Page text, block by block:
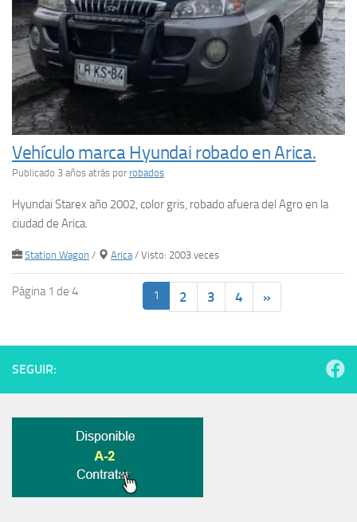
Vehículo marca Hyundai robado en Arica.
Publicado 3 años atrás por robados
Hyundai Starex año 2002, color gris, robado afuera del Agro en la
ciudad de Arica.
Station Wagon / Arica / Visto: 2003 veces
Página 1 de 4 1 2 3 4 »
SEGUIR: